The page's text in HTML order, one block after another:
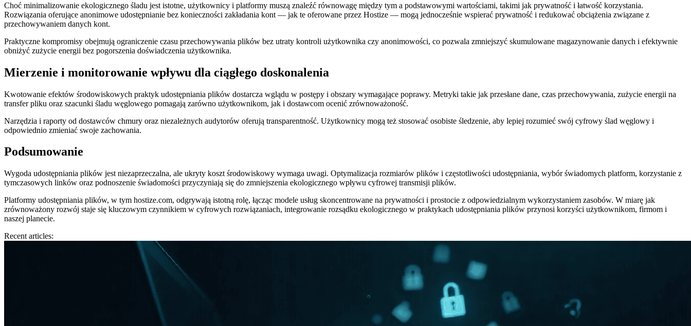
Choć minimalizowanie ekologicznego śladu jest istotne, użytkownicy i platformy muszą znaleźć równowagę między tym a podstawowymi wartościami, takimi jak prywatność i łatwość korzystania.
Rozwiązania oferujące anonimowe udostępnianie bez konieczności zakładania kont — jak te oferowane przez Hostize — mogą jednocześnie wspierać prywatność i redukować obciążenia związane z
przechowywaniem danych kont.
Praktyczne kompromisy obejmują ograniczenie czasu przechowywania plików bez utraty kontroli użytkownika czy anonimowości, co pozwala zmniejszyć skumulowane magazynowanie danych i efektywnie
obniżyć zużycie energii bez pogorszenia doświadczenia użytkownika.
Mierzenie i monitorowanie wpływu dla ciągłego doskonalenia
Kwotowanie efektów środowiskowych praktyk udostępniania plików dostarcza wglądu w postępy i obszary wymagające poprawy. Metryki takie jak przesłane dane, czas przechowywania, zużycie energii na
transfer pliku oraz szacunki śladu węglowego pomagają zarówno użytkownikom, jak i dostawcom ocenić zrównoważoność.
Narzędzia i raporty od dostawców chmury oraz niezależnych audytorów oferują transparentność. Użytkownicy mogą też stosować osobiste śledzenie, aby lepiej rozumieć swój cyfrowy ślad węglowy i
odpowiednio zmieniać swoje zachowania.
Podsumowanie
Wygoda udostępniania plików jest niezaprzeczalna, ale ukryty koszt środowiskowy wymaga uwagi. Optymalizacja rozmiarów plików i częstotliwości udostępniania, wybór świadomych platform, korzystanie z
tymczasowych linków oraz podnoszenie świadomości przyczyniają się do zmniejszenia ekologicznego wpływu cyfrowej transmisji plików.
Platformy udostępniania plików, w tym hostize.com, odgrywają istotną rolę, łącząc modele usług skoncentrowane na prywatności i prostocie z odpowiedzialnym wykorzystaniem zasobów. W miarę jak
zrównoważony rozwój staje się kluczowym czynnikiem w cyfrowych rozwiązaniach, integrowanie rozsądku ekologicznego w praktykach udostępniania plików przynosi korzyści użytkownikom, firmom i
naszej planecie.
Recent articles: